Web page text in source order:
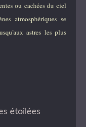
ou cachées du ciel
atmosphériques se
astres les plus